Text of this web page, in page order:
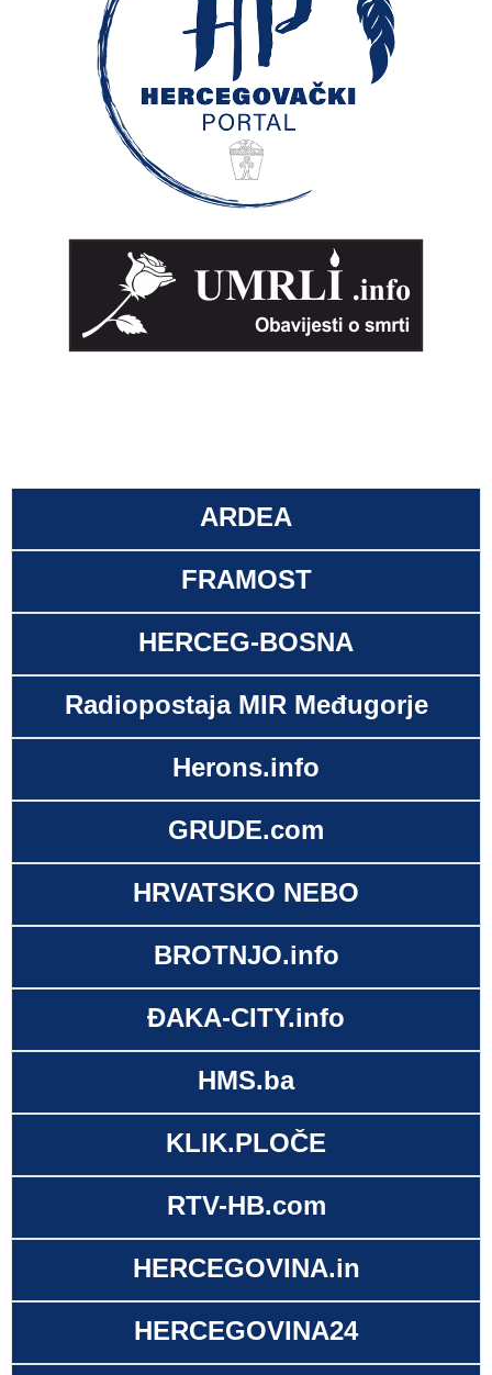
ARDEA
FRAMOST
HERCEG-BOSNA
Radiopostaja MIR Međugorje
Herons.info
GRUDE.com
HRVATSKO NEBO
BROTNJO.info
ĐAKA-CITY.info
HMS.ba
KLIK.PLOČE
RTV-HB.com
HERCEGOVINA.in
HERCEGOVINA24